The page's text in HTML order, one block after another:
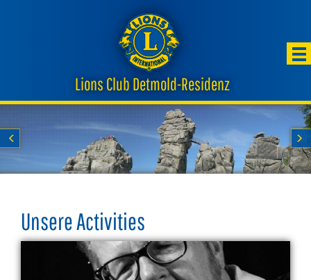
Lions Club Detmold-Residenz
Start
Unsere Activities